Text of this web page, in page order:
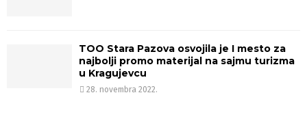
TOO Stara Pazova osvojila je I mesto za
najbolji promo materijal na sajmu turizma
u Kragujevcu
28. novembra 2022.